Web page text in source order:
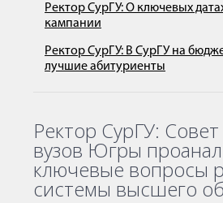
Ректор СурГУ: О ключевых
кампании
Ректор СурГУ: В СурГУ на
лучшие абитуриенты
Ректор СурГУ:
вузов Югры
ключевые вопросы
системы высшего